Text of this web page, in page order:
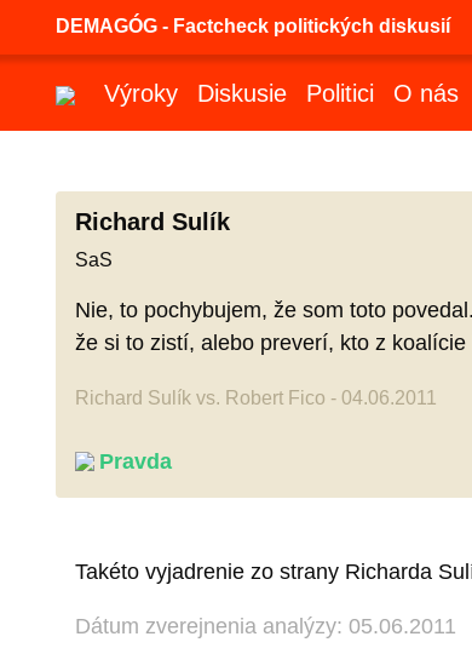
DEMAGÓG - Factcheck politických diskusií
Výroky Diskusie Politici O nás
Richard Sulík
SaS
Nie, to pochybujem, že som toto
že si to zistí, alebo preverí, kto z
Richard Sulík vs. Robert Fico - 04.06.2011
Pravda
Takéto vyjadrenie zo strany Richarda
Dátum zverejnenia analýzy: 05.06.2011